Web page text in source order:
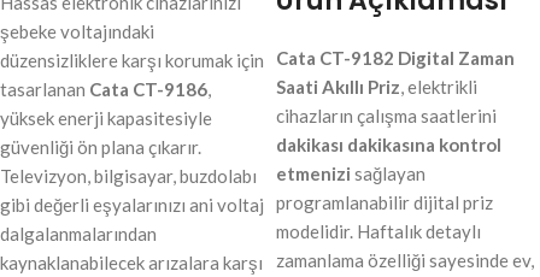
şebeke voltajındaki
düzensizliklere karşı korumak için
tasarlanan Cata CT-9186,
yüksek enerji kapasitesiyle
güvenliği ön plana çıkarır.
Televizyon, bilgisayar, buzdolabı
gibi değerli eşyalarınızı ani voltaj
dalgalanmalarından
kaynaklanabilecek arızalara karşı
Cata CT-9182 Digital Zaman
Saati Akıllı Priz, elektrikli
cihazların çalışma saatlerini
dakikası dakikasına kontrol
etmenizi sağlayan
programlanabilir dijital priz
modelidir. Haftalık detaylı
zamanlama özelliği sayesinde ev,